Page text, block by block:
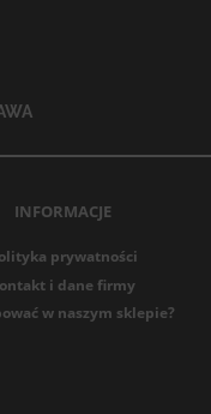
INFORMACJE
prywatności
i dane firmy
w naszym sklepie?